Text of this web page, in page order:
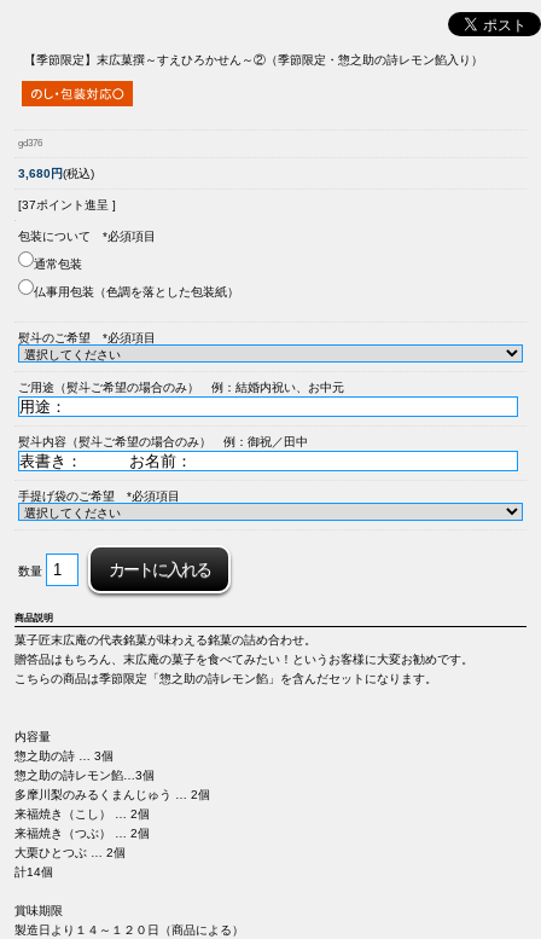
【季節限定】 末広菓撰～すえひろかせん～②（季節限定・惣之助の詩レモン餡入り）
gd376
3,680円(税込)
[37ポイント進呈 ]
包装について *必須項目
通常包装
仏事用包装（色調を落とした包装紙）
熨斗のご希望 *必須項目
ご用途（熨斗ご希望の場合のみ） 例：結婚内祝い、お中元
熨斗内容（熨斗ご希望の場合のみ） 例：御祝／田中
手提げ袋のご希望 *必須項目
数量
商品説明
菓子匠末広庵の代表銘菓が味わえる銘菓の詰め合わせ。
贈答品はもちろん、末広庵の菓子を食べてみたい！というお客様に大変お勧めです。
こちらの商品は季節限定「惣之助の詩レモン餡」を含んだセットになります。
内容量
惣之助の詩 … 3個
惣之助の詩レモン餡…3個
多摩川梨のみるくまんじゅう … 2個
来福焼き（こし） … 2個
来福焼き（つぶ） … 2個
大栗ひとつぶ … 2個
計14個
賞味期限
製造日より１４～１２０日（商品による）